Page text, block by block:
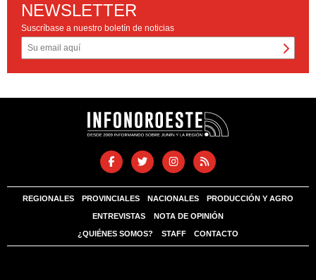
NEWSLETTER
Suscríbase a nuestro boletín de noticias
REGIONALES PROVINCIALES NACIONALES PRODUCCIÓN Y AGRO
ENTREVISTAS NOTA DE OPINIÓN
¿QUIÉNES SOMOS? STAFF CONTACTO